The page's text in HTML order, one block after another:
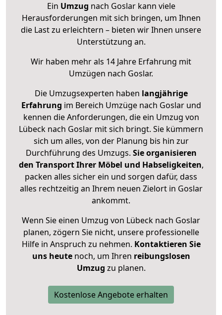
Ein Umzug nach Goslar kann viele
Herausforderungen mit sich bringen, um Ihnen
die Last zu erleichtern – bieten wir Ihnen unsere
Unterstützung an.
Wir haben mehr als 14 Jahre Erfahrung mit
Umzügen nach Goslar.
Die Umzugsexperten haben langjährige
Erfahrung im Bereich Umzüge nach Goslar und
kennen die Anforderungen, die ein Umzug von
Lübeck nach Goslar mit sich bringt. Sie kümmern
sich um alles, von der Planung bis hin zur
Durchführung des Umzugs. Sie organisieren
den Transport Ihrer Möbel und Habseligkeiten,
packen alles sicher ein und sorgen dafür, dass
alles rechtzeitig an Ihrem neuen Zielort in Goslar
ankommt.
Wenn Sie einen Umzug von Lübeck nach Goslar
planen, zögern Sie nicht, unsere professionelle
Hilfe in Anspruch zu nehmen. Kontaktieren Sie
uns heutenoch, um Ihren reibungslosen
Umzug zu planen.
Kostenlose Angebote erhalten